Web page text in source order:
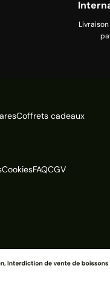
Coffrets cadeaux
CookiesFAQCGV